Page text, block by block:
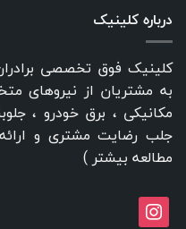
درباره کلینیک
کلینیک فوق تخصصی
به مشتریان از نیروهای
مکانیکی ، برق خودرو ،
جلب رضایت مشتری و
مطالعه بیشتر )
instagram